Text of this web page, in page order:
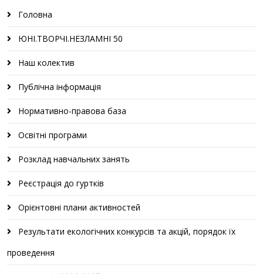
Головна
ЮНІ.ТВОРЧІ.НЕЗЛАМНІ 50
Наш колектив
Публічна інформація
Нормативно-правова база
Освітні програми
Розклад навчальних занять
Реєстрація до гуртків
Орієнтовні плани активностей
Результати екологічних конкурсів та акцій, порядок їх
проведення